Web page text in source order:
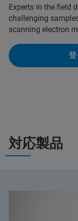
Experts in the field
challenging
scanning electron
対応製品